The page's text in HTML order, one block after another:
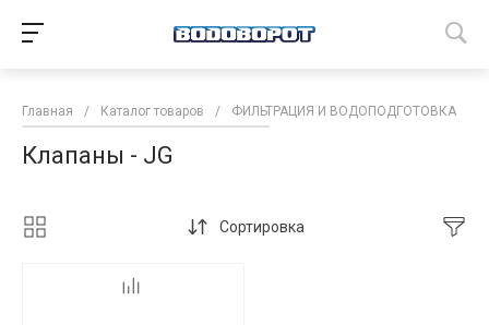
Главная / Каталог товаров / ФИЛЬТРАЦИЯ И ВОДОПОДГОТОВКА
Клапаны - JG
Сортировка